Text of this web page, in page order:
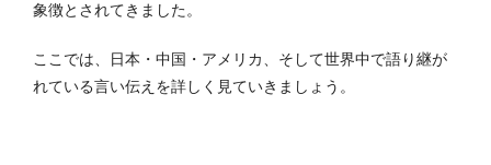
象徴とされてきました。
ここでは、日本・中国・アメリカ、そして世界中で語り継が
れている言い伝えを詳しく見ていきましょう。